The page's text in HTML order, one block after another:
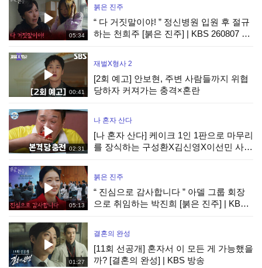
05:34
붉은 진주
“ 다 거짓말이야! ” 정신병원 입원 후 절규
하는 천희주 [붉은 진주] | KBS 260807 방
00:41
재벌X형사 2
[2회 예고] 안보현, 주변 사람들까지 위협
당하자 커져가는 충격×혼란
02:31
나 혼자 산다
[나 혼자 산다] 케이크 1인 1판으로 마무리
를 장식하는 구성환X김신영X이선민 사전
05:13
붉은 진주
“ 진심으로 감사합니다 ” 아델 그룹 회장
으로 취임하는 박진희 [붉은 진주] | KBS
01:27
결혼의 완성
[11회 선공개] 혼자서 이 모든 게 가능했을
까? [결혼의 완성] | KBS 방송